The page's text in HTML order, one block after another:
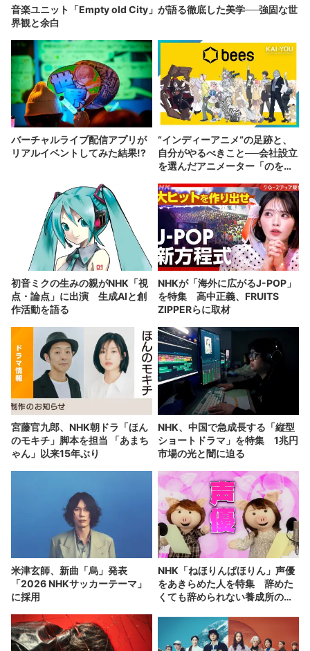
音楽ユニット「Empty old City」が語る徹底した美学──強固な世
界観と余白
バーチャルライブ配信アプリが
リアルイベントしてみた結果!?
“インディーアニメ“の足跡と、
自分がやるべきこと──会社設立
を選んだアニメーター「のを
初音ミクの生みの親がNHK「視
点・論点」に出演 生成AIと創
作活動を語る
NHKが「海外に広がるJ-POP」
を特集 高中正義、​FRUITS
ZIPPERらに取材
宮藤官九郎、NHK朝ドラ「ほん
のモキチ」脚本を担当 「あまち
ゃん」以来15年ぶり
NHK、中国で急成長する「縦型
ショートドラマ」を特集 1兆円
市場の光と闇に迫る
米津玄師、新曲「烏」発表
「2026 NHKサッカーテーマ」
に採用
NHK「ねほりんぱほりん」声優
をあきらめた人を特集 辞めた
くても辞められない養成所の実